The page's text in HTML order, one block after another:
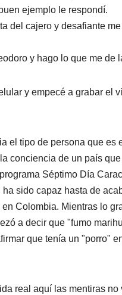
ejemplo le respondí.
del cajero y desafiante
y hago lo que me de
y empecé a grabar el
el tipo de persona que es
conciencia de un país
Séptimo Día
sido capaz hasta de
Colombia. Mientras lo
a decir que "fumo
que tenía un "porro"
real aquí las mentiras no